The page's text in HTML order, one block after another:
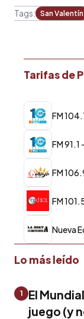
Tags: San Valentín
Tarifas de
FM
FM 91.1
FM
FM
Nueva
Lo más leído
1
El
juego (y